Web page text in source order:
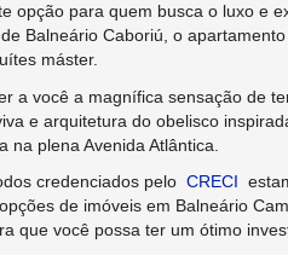
opção para quem busca o luxo e
Balneário Caboriú, o
máster.
a você a magnífica sensação de
e arquitetura do obelisco
na plena Avenida Atlântica.
credenciados pelo CRECI
de imóveis em Balneário
que você possa ter um ótimo